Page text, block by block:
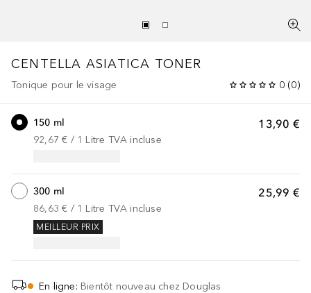
CENTELLA ASIATICA TONER
Tonique pour le visage 0 (0)
13,90 €
150 ml
92,67 € / 1 Litre TVA incluse
25,99 €
300 ml
86,63 € / 1 Litre TVA incluse
MEILLEUR PRIX
En ligne: Bientôt nouveau chez Douglas